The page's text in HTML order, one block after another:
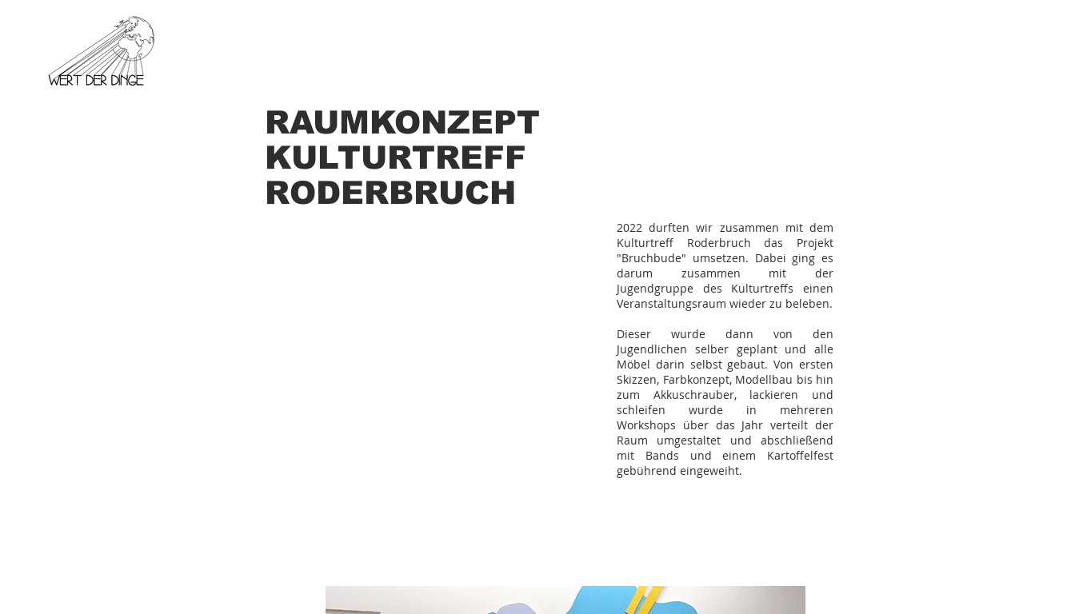
RAUMKONZEPT
KULTURTREFF
RODERBRUCH
2022 durften wir zusammen mit dem
Kulturtreff Roderbruch das Projekt
"Bruchbude" umsetzen. Dabei ging es
darum zusammen mit der
Jugendgruppe des Kulturtreffs einen
Veranstaltungsraum wieder zu beleben.
Dieser wurde dann von den
Jugendlichen selber geplant und alle
Möbel darin selbst gebaut. Von ersten
Skizzen, Farbkonzept, Modellbau bis hin
zum Akkuschrauber, lackieren und
schleifen wurde in mehreren
Workshops über das Jahr verteilt der
Raum umgestaltet und abschließend
mit Bands und einem Kartoffelfest
gebührend eingeweiht.